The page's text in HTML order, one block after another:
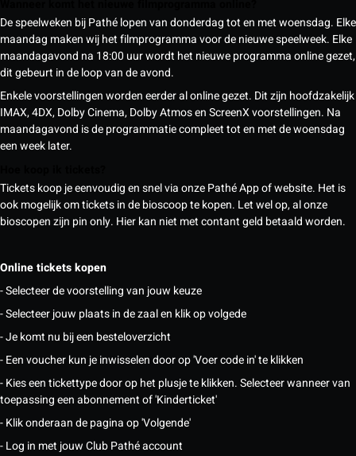
De speelweken bij Pathé lopen van donderdag tot en met woensdag. Elke
maandag maken wij het filmprogramma voor de nieuwe speelweek. Elke
maandagavond na 18:00 uur wordt het nieuwe programma online gezet,
dit gebeurt in de loop van de avond.
Enkele voorstellingen worden eerder al online gezet. Dit zijn hoofdzakelijk
IMAX, 4DX, Dolby Cinema, Dolby Atmos en ScreenX voorstellingen. Na
maandagavond is de programmatie compleet tot en met de woensdag
een week later.
Tickets koop je eenvoudig en snel via onze Pathé App of website. Het is
ook mogelijk om tickets in de bioscoop te kopen. Let wel op, al onze
bioscopen zijn pin only. Hier kan niet met contant geld betaald worden.
Online tickets kopen
- Selecteer de voorstelling van jouw keuze
- Selecteer jouw plaats in de zaal en klik op volgede
- Je komt nu bij een besteloverzicht
- Een voucher kun je inwisselen door op 'Voer code in' te klikken
- Kies een tickettype door op het plusje te klikken. Selecteer wanneer van
toepassing een abonnement of 'Kinderticket'
- Klik onderaan de pagina op 'Volgende'
- Log in met jouw Club Pathé account